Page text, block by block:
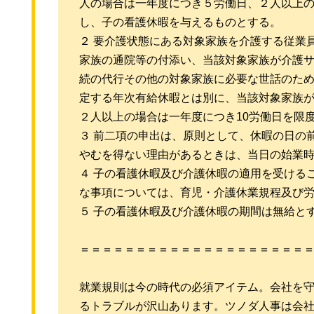
人の場合は一年度につき５労働日、２人以上
し、子の看護休暇を与えるものとする。
２ 要介護状態にある対象家族を介護する従業
家族の通院等の付添い、当該対象家族が介護
続の代行その他の対象家族に必要な世話のた
定する年次有給休暇とは別に、当該対象家族
２人以上の場合は一年度につき10労働日を限
３ 前二項の申出は、原則として、休暇の日の
やむを得ない理由があるときは、当日の始業
４ 子の看護休暇及び介護休暇の適用を受ける
な事項については、育児・介護休業規程及び
５ 子の看護休暇及び介護休暇の期間は無給と
＝＝＝＝＝＝＝＝＝＝＝＝＝＝＝＝＝＝＝＝
就業規則は今の時代の必須アイテム。会社を
るトラブルが沢山あります。ツノダ人事は会